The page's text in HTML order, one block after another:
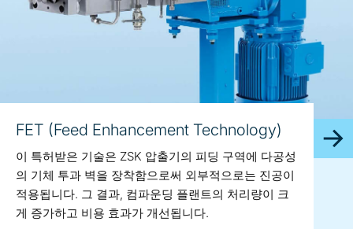
FET (Feed Enhancement Technology)
이 특허받은 기술은 ZSK 압출기의 피딩 구역에 다공성
의 기체 투과 벽을 장착함으로써 외부적으로는 진공이
적용됩니다. 그 결과, 컴파운딩 플랜트의 처리량이 크
게 증가하고 비용 효과가 개선됩니다.